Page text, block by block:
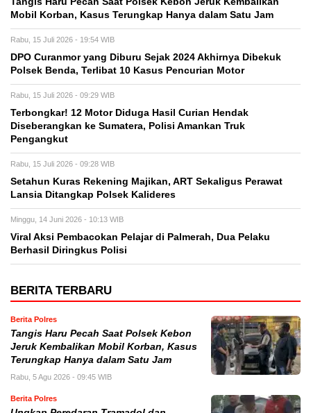
Mobil Korban, Kasus Terungkap Hanya dalam Satu Jam
Rabu, 15 Juli 2026 - 19:54 WIB
DPO Curanmor yang Diburu Sejak 2024 Akhirnya Dibekuk
Polsek Benda, Terlibat 10 Kasus Pencurian Motor
Rabu, 15 Juli 2026 - 09:29 WIB
Terbongkar! 12 Motor Diduga Hasil Curian Hendak
Diseberangkan ke Sumatera, Polisi Amankan Truk
Pengangkut
Rabu, 15 Juli 2026 - 09:28 WIB
Setahun Kuras Rekening Majikan, ART Sekaligus Perawat
Lansia Ditangkap Polsek Kalideres
Minggu, 14 Juni 2026 - 10:13 WIB
Viral Aksi Pembacokan Pelajar di Palmerah, Dua Pelaku
Berhasil Diringkus Polisi
BERITA TERBARU
Berita Polres
Tangis Haru Pecah Saat Polsek Kebon
Jeruk Kembalikan Mobil Korban, Kasus
Terungkap Hanya dalam Satu Jam
Rabu, 5 Agu 2026 - 09:45 WIB
Berita Polres